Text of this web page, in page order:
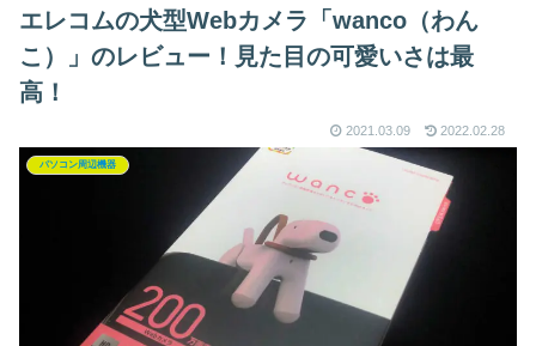
エレコムの犬型Webカメラ「wanco（わん
こ）」のレビュー！見た目の可愛いさは最
高！
2021.03.09 2022.02.28
パソコン周辺機器